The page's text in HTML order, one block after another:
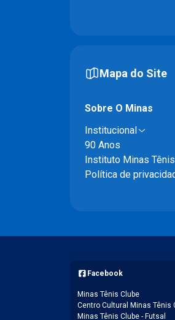
Mapa do Site
Sobre O Minas
Institucional
90 Anos
Instituto Minas
Política de
Facebook
Minas Tênis Clube
Centro Cultural Minas Tênis
Minas Tênis Clube - Futsal